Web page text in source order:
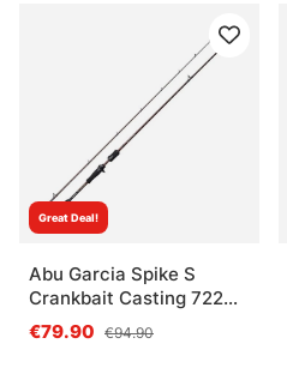
Great Deal!
Abu Garcia Spike S
Crankbait Casting 722
10-30g
€79.90 €94.90